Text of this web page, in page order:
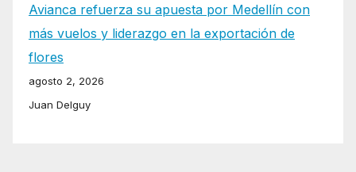
Avianca refuerza su apuesta por Medellín con
más vuelos y liderazgo en la exportación de
flores
agosto 2, 2026
Juan Delguy